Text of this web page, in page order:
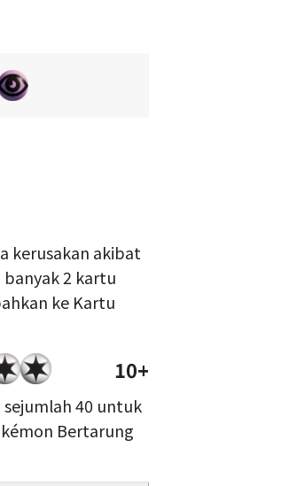
kerusakan akibat
2 kartu
ke Kartu
10+
40 untuk
Bertarung